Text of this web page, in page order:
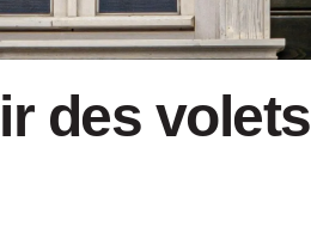
des volets